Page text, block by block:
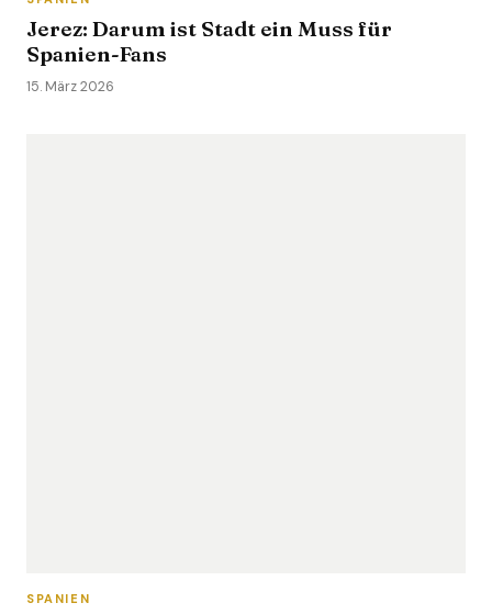
Jerez: Darum ist Stadt ein Muss für
Spanien-Fans
15. März 2026
SPANIEN